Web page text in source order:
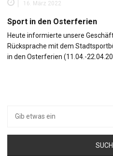
16. März 2022
Sport in den Osterferien
Heute informierte unsere
Rücksprache mit dem
in den Osterferien (11.04.-
nach: